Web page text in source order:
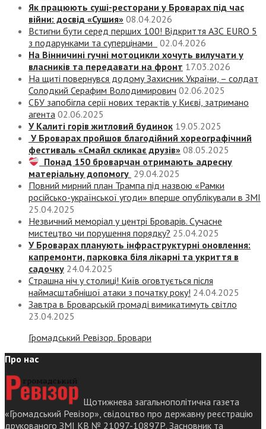
Як працюють суші-ресторани у Броварах під час
війни: досвід «Сушия» 08.04.2026
Встигни бути серед перших 100! Відкриття АЗС EURO 5
з подарунками та суперцінами
02.04.2026
На Вінничині гучні мотоцикли хочуть вилучати у
власників та передавати на фронт 17.03.2026
На щиті повернувся додому Захисник України, – солдат
Солодкий Серафим Володимирович 02.06.2025
СБУ запобігла серії нових терактів у Києві, затримано
агента 02.06.2025
У Калиті горів житловий будинок 19.05.2025
У Броварах пройшов благодійний хореографічний
фестиваль «Смайл скликає друзів» 08.05.2025
Понад 150 броварчан отримають адресну
матеріальну допомогу 29.04.2025
Повний мирний план Трампа під назвою «‎Рамки
російсько-української угоди» вперше опублікували в ЗМІ
25.04.2025
Незвичний меморіал у центрі Броварів. Сучасне
мистецтво чи порушення порядку? 25.04.2025
У Броварах планують інфраструктурні оновлення:
капремонти, парковка біля лікарні та укриття в
садочку 24.04.2025
Страшна ніч у столиці! Київ оговтується після
наймасштабнішої атаки з початку року! 24.04.2025
Завтра в Броварській громаді вимикатимуть світло
23.04.2025
Громадський Ревізор. Бровари
Про нас
Щотижнева загальнополітична газета
«Громадський Ревізор», свідоцтво про державну реєстрацію
друкованого ЗМІ КВ № 21097-10897Р. Засновник та